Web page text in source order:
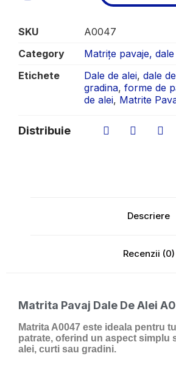
SKU
A0047
Category
Matrițe pavaje,
Etichete
Dale de alei, dale
gradina, forme de
de alei, Matrite
Distribuie
Descriere
Recenzii (0)
Matrita Pavaj Dale De Alei
Matrita A0047 este ideala pentru
patrate, oferind un aspect simplu
alei, curti sau gradini.